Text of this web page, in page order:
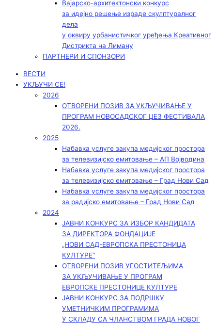
Вајарско-архитектонски конкурс
за идејно решење израде скулптуралног
дела
у оквиру урбанистичког уређења Креативног
Дистрикта на Лиману
ПАРТНЕРИ И СПОНЗОРИ
ВЕСТИ
УКЉУЧИ СЕ!
2026
ОТВОРЕНИ ПОЗИВ ЗА УКЉУЧИВАЊЕ У
ПРОГРАМ НОВОСАДСКОГ ЏЕЗ ФЕСТИВАЛА
2026.
2025
Набавка услуге закупа медијског простора
за телевизијско емитовање – АП Војводинa
Набавка услуге закупа медијског простора
за телевизијско емитовање – Град Нови Сад
Набавка услуге закупа медијског простора
за радијско емитовање – Град Нови Сад
2024
ЈАВНИ КОНКУРС ЗА ИЗБОР КАНДИДАТА
ЗА ДИРЕКТОРА ФОНДАЦИЈЕ
„НОВИ САД-ЕВРОПСКА ПРЕСТОНИЦА
КУЛТУРЕ“
ОТВОРЕНИ ПОЗИВ УГОСТИТЕЉИМА
ЗА УКЉУЧИВАЊЕ У ПРОГРАМ
ЕВРОПСКЕ ПРЕСТОНИЦЕ КУЛТУРЕ
ЈАВНИ КОНКУРС ЗА ПОДРШКУ
УМЕТНИЧКИМ ПРОГРАМИМА
У СКЛАДУ СА ЧЛАНСТВОМ ГРАДА НОВОГ